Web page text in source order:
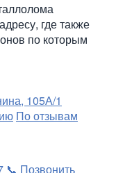
где также
по которым
105А/1
По отзывам
📞 Позвонить